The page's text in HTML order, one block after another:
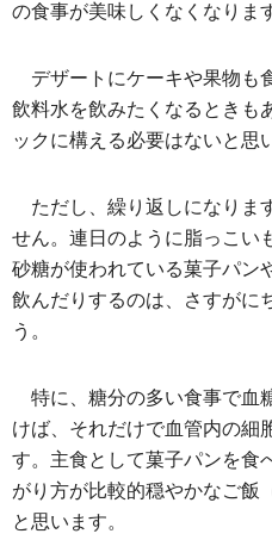
の食事が美味しくなくなりま
デザートにケーキや果物も
飲料水を飲みたくなるときも
ックに構える必要はないと思
ただし、繰り返しになりま
せん。連日のように脂っこい
砂糖が使われている菓子パン
飲んだりするのは、さすがに
う。
特に、糖分の多い食事で血
けば、それだけで血管内の細
す。主食として菓子パンを食
がり方が比較的穏やかなご飯
と思います。